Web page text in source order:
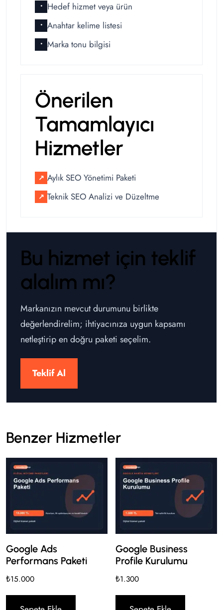
• Hedef hizmet veya ürün
• Anahtar kelime listesi
• Marka tonu bilgisi
Önerilen
Tamamlayıcı
Hizmetler
↗ Aylık SEO Yönetimi Paketi
↗ Teknik SEO Analizi ve Düzeltme
Bu hizmet için teklif
alalım mı?
Markanızın mevcut durumunu birlikte
değerlendirelim; ihtiyacınıza uygun kapsamı
netleştirip en doğru paketi seçelim.
Teklif Al
Benzer Hizmetler
Google Ads
Performans Paketi
₺15.000
Google Business
Profile Kurulumu
₺1.300